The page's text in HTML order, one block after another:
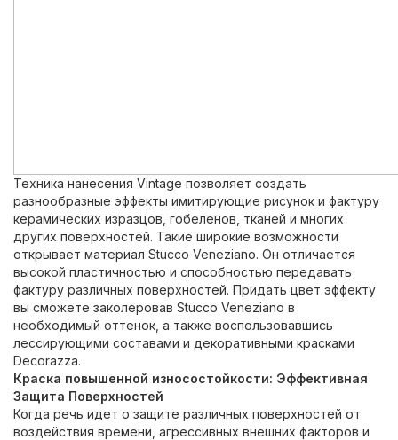
Техника нанесения Vintage позволяет создать
разнообразные эффекты имитирующие рисунок и фактуру
керамических изразцов, гобеленов, тканей и многих
других поверхностей. Такие широкие возможности
открывает материал Stucco Veneziano. Он отличается
высокой пластичностью и способностью передавать
фактуру различных поверхностей. Придать цвет эффекту
вы сможете заколеровав Stucco Veneziano в
необходимый оттенок, а также воспользовавшись
лессирующими составами и декоративными красками
Decorazza.
Краска повышенной износостойкости: Эффективная
Защита Поверхностей
Когда речь идет о защите различных поверхностей от
воздействия времени, агрессивных внешних факторов и